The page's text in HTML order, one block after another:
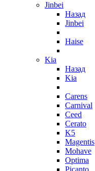
Jinbei
Назад
Jinbei
Haise
Kia
Назад
Kia
Carens
Carnival
Ceed
Cerato
K5
Magentis
Mohave
Optima
Picanto